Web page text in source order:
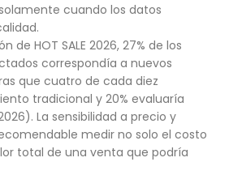
cuando los datos
de HOT SALE 2026, 27% de los
correspondía a nuevos
que cuatro de cada diez
tradicional y 20% evaluaría
La sensibilidad a precio y
medir no solo el costo
total de una venta que podría